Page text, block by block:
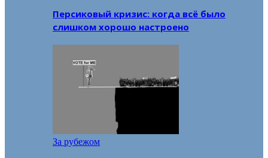
Персиковый кризис: когда всё было
слишком хорошо настроено
За рубежом